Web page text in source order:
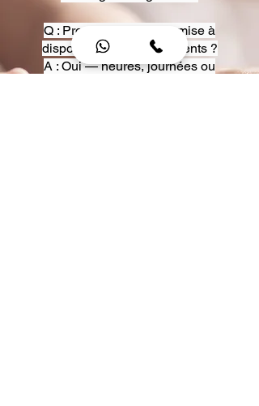
Q : Proposez-vous une mise à
disposition pour événements ?
A : Oui — heures, journées ou